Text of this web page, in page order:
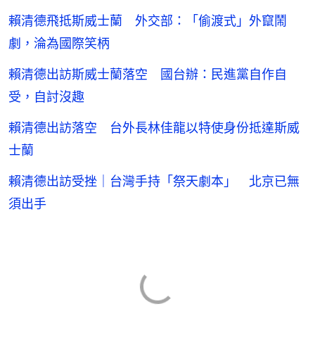
賴清德飛抵斯威士蘭 外交部：「偷渡式」外竄鬧
劇，淪為國際笑柄
賴清德出訪斯威士蘭落空 國台辦：民進黨自作自
受，自討沒趣
賴清德出訪落空 台外長林佳龍以特使身份抵達斯威
士蘭
賴清德出訪受挫｜台灣手持「祭天劇本」 北京已無
須出手